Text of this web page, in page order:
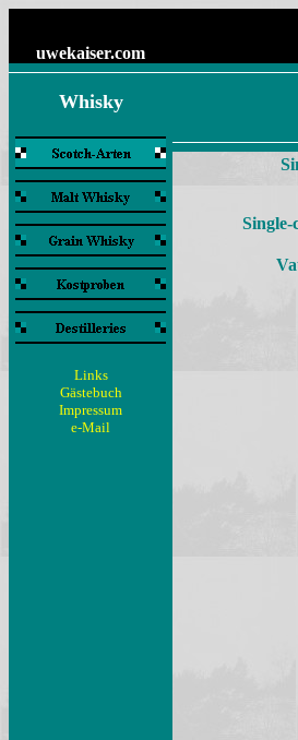
uwekaiser.com
Whisky
Links
Gästebuch
Impressum
e-Mail